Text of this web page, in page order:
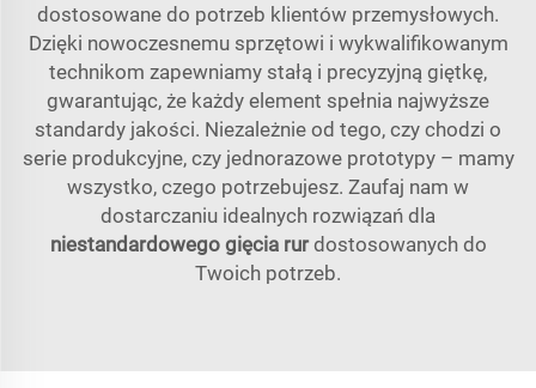
dostosowane do potrzeb klientów przemysłowych.
Dzięki nowoczesnemu sprzętowi i wykwalifikowanym
technikom zapewniamy stałą i precyzyjną giętkę,
gwarantując, że każdy element spełnia najwyższe
standardy jakości. Niezależnie od tego, czy chodzi o
serie produkcyjne, czy jednorazowe prototypy – mamy
wszystko, czego potrzebujesz. Zaufaj nam w
dostarczaniu idealnych rozwiązań dla
niestandardowego gięcia rurdostosowanych do
Twoich potrzeb.